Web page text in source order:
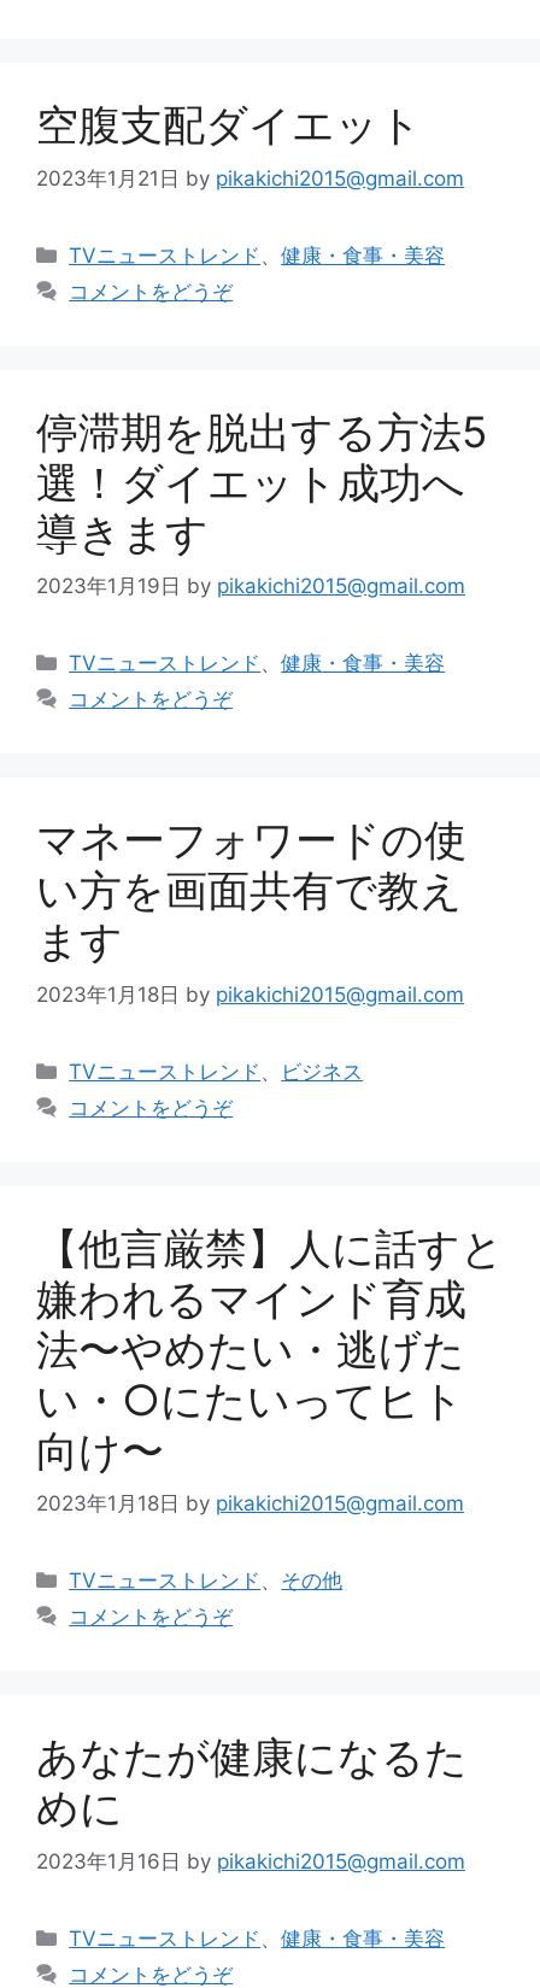
空腹支配ダイエット
2023年1月21日 by pikakichi2015@gmail.com
カ
TVニューストレンド 、健康・食事・美容
コメントをどうぞ
停滞期を脱出する方法5
選！ダイエット成功へ
導きます
2023年1月19日 by pikakichi2015@gmail.com
カ
テ
TVニューストレンド 、健康・食事・美容
コメントをどうぞ
マネーフォワードの使
い方を画面共有で教え
ます
2023年1月18日 by pikakichi2015@gmail.com
カ
TVニューストレンド 、
ビジネス
コメントをどうぞ
【他言厳禁】人に話すと
嫌われるマインド育成
法〜やめたい・逃げた
い・○にたいってヒト
向け〜
2023年1月18日 by pikakichi2015@gmail.com
カ
テ
TVニューストレンド 、 その他
コメントをどうぞ
あなたが健康になるた
めに
2023年1月16日 by pikakichi2015@gmail.com
カ
TVニューストレンド 、健康・食事・美容
コメントをどうぞ